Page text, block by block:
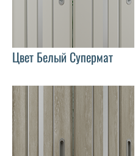
Цвет Белый Супермат